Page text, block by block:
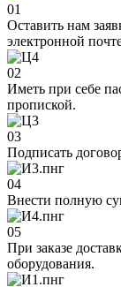
01
Оставить нам
электронной
02
Иметь при себе
пропиской.
03
Подписать
04
Внести полную
05
При заказе
оборудования.